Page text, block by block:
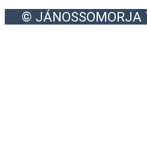
© JÁNOSSOMORJA